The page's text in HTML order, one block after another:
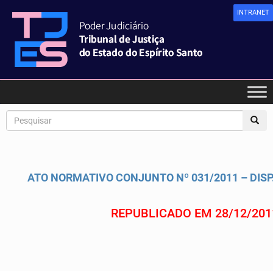
INTRANET
ATO NORMATIVO CONJUNTO Nº 031/2011 –
REPUBLICADO EM 28/12/